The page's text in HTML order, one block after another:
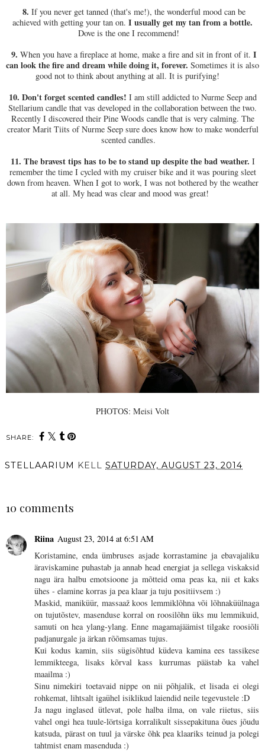
8. If you never get tanned (that's me!), the wonderful mood can be
achieved with getting your tan on. I usually get my tan from a bottle.
Dove is the one I recommend!
9. When you have a fireplace at home, make a fire and sit in front of it. I
can look the fire and dream while doing it, forever. Sometimes it is also
good not to think about anything at all. It is purifying!
10. Don't forget scented candles! I am still addicted to Nurme Seep and
Stellarium candle that vas developed in the collaboration between the two.
Recently I discovered their Pine Woods candle that is very calming. The
creator Marit Tiits of Nurme Seep sure does know how to make wonderful
scented candles.
11. The bravest tips has to be to stand up despite the bad weather. I
remember the time I cycled with my cruiser bike and it was pouring sleet
down from heaven. When I got to work, I was not bothered by the weather
at all. My head was clear and mood was great!
PHOTOS: Meisi Volt
SHARE:
STELLAARIUM KELL SATURDAY, AUGUST 23, 2014
10 comments
Riina August 23, 2014 at 6:51 AM
Koristamine, enda ümbruses asjade korrastamine ja ebavajaliku
äraviskamine puhastab ja annab head energiat ja sellega viskaksid
nagu ära halbu emotsioone ja mõtteid oma peas ka, nii et kaks
ühes - elamine korras ja pea klaar ja tuju positiivsem :)
Maskid, maniküür, massaaž koos lemmiklõhna või lõhnaküülnaga
on tujutõstev, masenduse korral on roosilõhn üks mu lemmikuid,
samuti on hea ylang-ylang. Enne magamajäämist tilgake roosiõli
padjanurgale ja ärkan rõõmsamas tujus.
Kui kodus kamin, siis sügisõhtud küdeva kamina ees tassikese
lemmikteega, lisaks kõrval kass kurrumas päästab ka vahel
maailma :)
Sinu nimekiri toetavaid nippe on nii põhjalik, et lisada ei olegi
rohkemat, lihtsalt igaühel isiklikud laiendid neile tegevustele :D
Ja nagu inglased ütlevat, pole halba ilma, on vale riietus, siis
vahel ongi hea tuule-lörtsiga korralikult sissepakituna õues jõudu
katsuda, pärast on tuul ja värske õhk pea klaariks teinud ja polegi
tahtmist enam masenduda :)